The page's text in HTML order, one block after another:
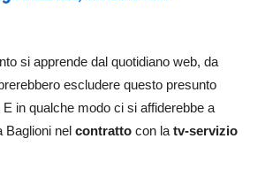
si apprende dal quotidiano web, da
escludere questo presunto
in qualche modo ci si affiderebbe a
Baglioni nel contratto con la tv-servizio